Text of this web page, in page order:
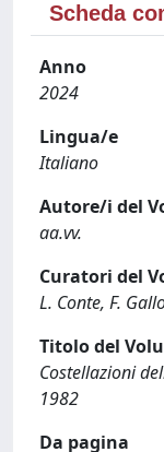
Scheda
Anno
2024
Lingua/e
Italiano
Autore/i del
aa.vv.
Curatori del
L. Conte, F.
Titolo del
Costellazioni
1982
Da pagina